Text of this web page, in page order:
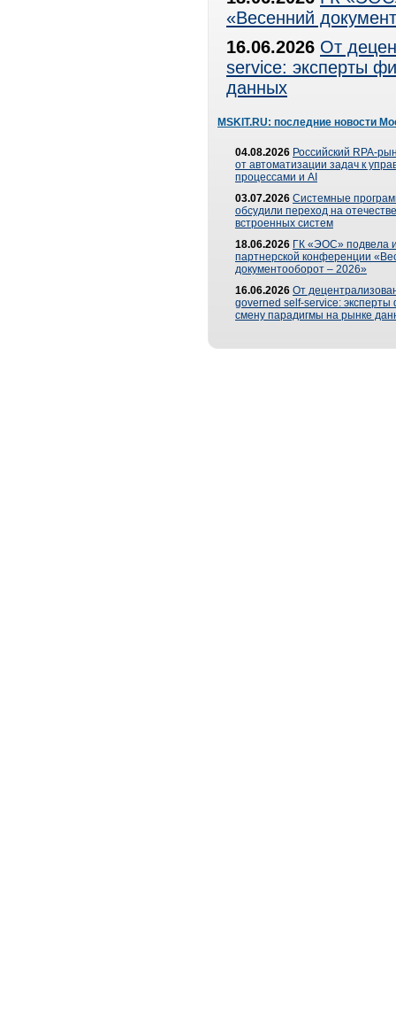
«Весенний
16.06.2026 От
service: эксперты
данных
MSKIT.RU: последние новости
04.08.2026 Российский RPA-
от автоматизации задач к
процессами и AI
03.07.2026 Системные
обсудили переход на
встроенных систем
18.06.2026 ГК «ЭОС» подвела
партнерской конференции
документооборот – 2026»
16.06.2026 От
governed self-service: эксперты
смену парадигмы на рынке